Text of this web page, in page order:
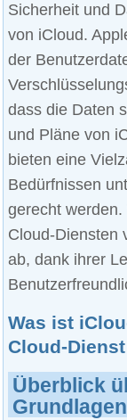
Sicherheit und
von iCloud.
der
dass die Daten
und Pläne von
bieten eine
Bedürfnissen
gerecht
Cloud-Diensten
ab, dank ihrer
Was ist
Cloud-Dienst
Überblick
Grundlagen